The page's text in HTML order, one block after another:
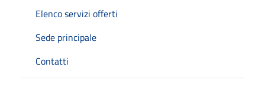
Elenco servizi offerti
Sede principale
Contatti